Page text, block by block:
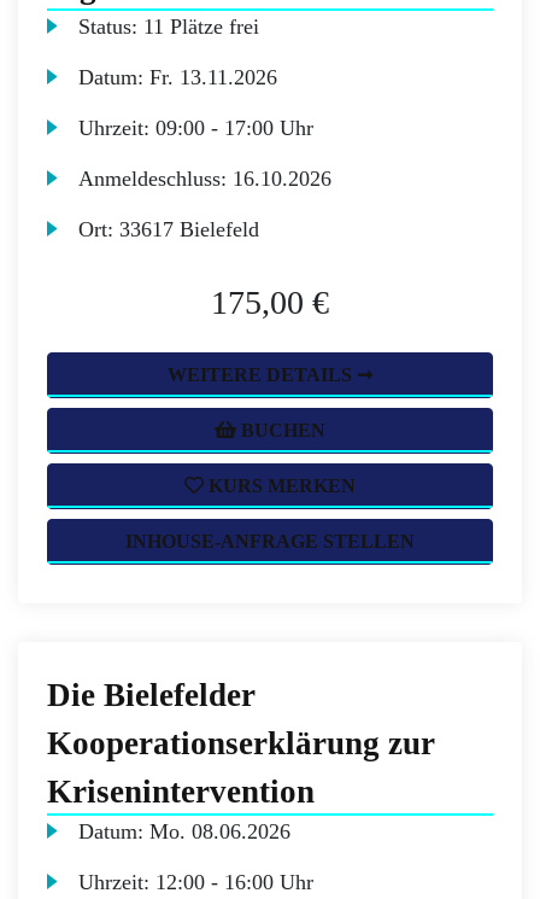
Status: 11 Plätze frei
Datum:Fr. 13.11.2026
Uhrzeit:09:00 - 17:00 Uhr
Anmeldeschluss: 16.10.2026
Ort:33617 Bielefeld
175,00 €
WEITERE DETAILS ➞
BUCHEN
KURS MERKEN
INHOUSE-ANFRAGE STELLEN
Die Bielefelder
Kooperationserklärung zur
Krisenintervention
Datum:Mo. 08.06.2026
Uhrzeit: 12:00 - 16:00 Uhr